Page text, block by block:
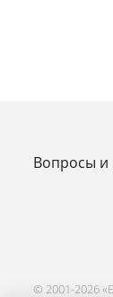
Вопросы и
© 2001-2026